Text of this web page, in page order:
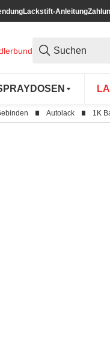
Lackstift-Anleitung
Autolack 1K